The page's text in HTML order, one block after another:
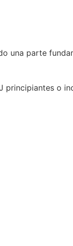
una parte
principiantes o